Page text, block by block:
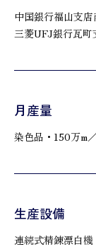
中国銀行福山支店
三菱UFJ銀行瓦町
月産量
染色品・150万m
生産設備
連続式精錬漂白機